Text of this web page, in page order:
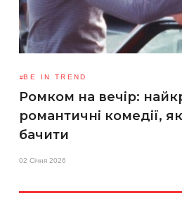
BE IN TREND
Ромком на вечір:
романтичні комедії,
бачити
02 Січня 2026